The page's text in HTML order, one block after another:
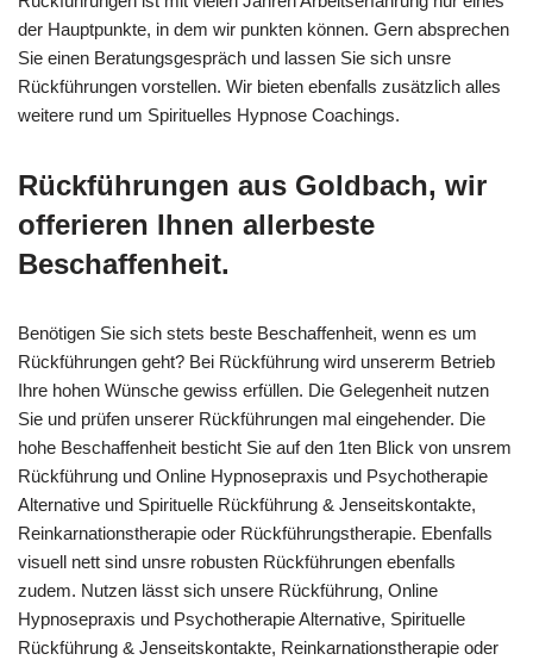
der Hauptpunkte, in dem wir punkten können. Gern absprechen
Sie einen Beratungsgespräch und lassen Sie sich unsre
Rückführungen vorstellen. Wir bieten ebenfalls zusätzlich alles
weitere rund um Spirituelles Hypnose Coachings.
Rückführungen aus Goldbach, wir
offerieren Ihnen allerbeste
Beschaffenheit.
Benötigen Sie sich stets beste Beschaffenheit, wenn es um
Rückführungen geht? Bei Rückführung wird unsererm Betrieb
Ihre hohen Wünsche gewiss erfüllen. Die Gelegenheit nutzen
Sie und prüfen unserer Rückführungen mal eingehender. Die
hohe Beschaffenheit besticht Sie auf den 1ten Blick von unsrem
Rückführung und Online Hypnosepraxis und Psychotherapie
Alternative und Spirituelle Rückführung & Jenseitskontakte,
Reinkarnationstherapie oder Rückführungstherapie. Ebenfalls
visuell nett sind unsre robusten Rückführungen ebenfalls
zudem. Nutzen lässt sich unsere Rückführung, Online
Hypnosepraxis und Psychotherapie Alternative, Spirituelle
Rückführung & Jenseitskontakte, Reinkarnationstherapie oder